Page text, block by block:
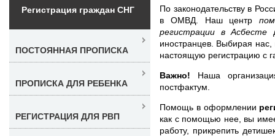
По законодательству в
в ОМВД. Наш центр
регистрации в Асбесте
иностранцев. Выбирая нас,
настоящую регистрацию с
Важно! Наша
постфактум.
Помощь в оформлении
как с помощью нее, вы
работу, прикрепить
Регистрация граждан СНГ
ПОСТОЯННАЯ ПРОПИСКА
ПРОПИСКА ДЛЯ РЕБЕНКА
РЕГИСТРАЦИЯ ДЛЯ РВП